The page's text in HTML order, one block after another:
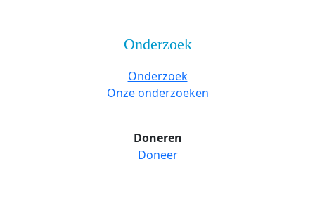
Onderzoek
Onderzoek
Onze onderzoeken
Doneren
Doneer